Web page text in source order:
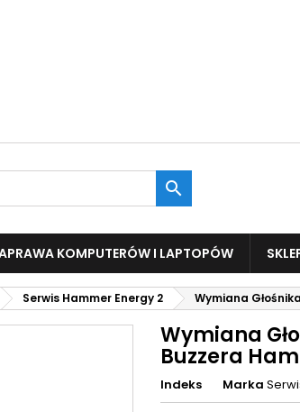

KOMPUTERÓW I LAPTOPÓW
Serwis Hammer Energy 2 Wymiana
Wymiana
Buzzera
Indeks Marka